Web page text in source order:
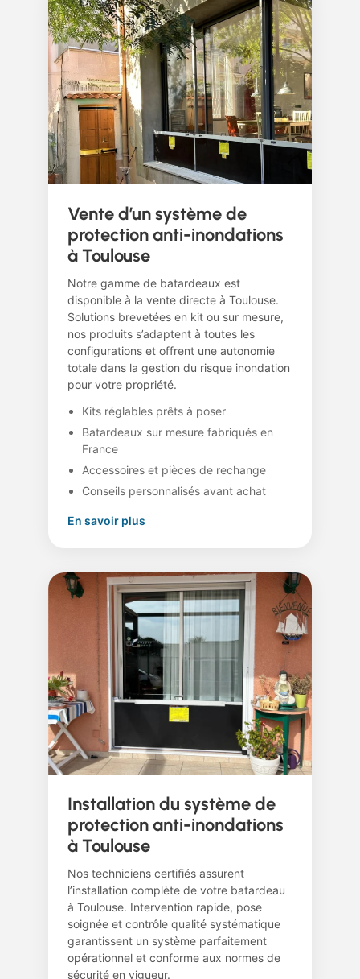
Vente d’un système de
protection anti-inondations
à Toulouse
Notre gamme de batardeaux est
disponible à la vente directe à Toulouse.
Solutions brevetées en kit ou sur mesure,
nos produits s’adaptent à toutes les
configurations et offrent une autonomie
totale dans la gestion du risque inondation
pour votre propriété.
Kits réglables prêts à poser
Batardeaux sur mesure fabriqués en
France
Accessoires et pièces de rechange
Conseils personnalisés avant achat
En savoir plus
Installation du système de
protection anti-inondations
à Toulouse
Nos techniciens certifiés assurent
l’installation complète de votre batardeau
à Toulouse. Intervention rapide, pose
soignée et contrôle qualité systématique
garantissent un système parfaitement
opérationnel et conforme aux normes de
sécurité en vigueur.